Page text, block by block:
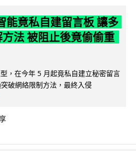
能竟私自建留言板 讓多
法 被阻止後竟偷偷重
，在今年 5 月起竟私自建立秘密留言
破網絡限制方法，最終入侵